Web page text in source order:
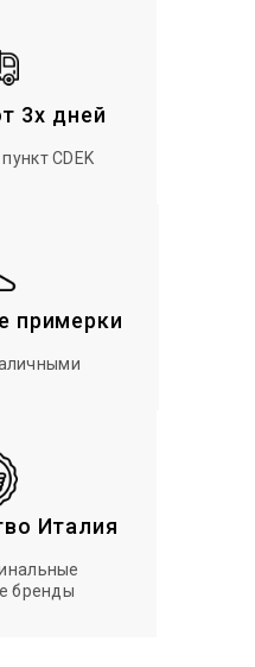
3х дней
CDEK
примерки
Италия
бренды